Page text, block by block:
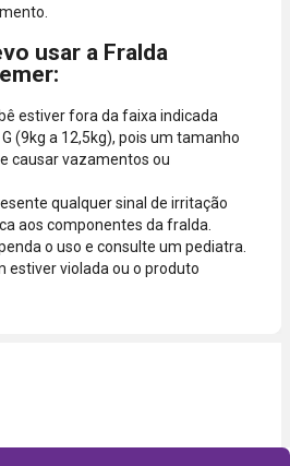
usar a Fralda
estiver fora da faixa indicada
(9kg a 12,5kg), pois um tamanho
causar vazamentos ou
qualquer sinal de irritação
aos componentes da fralda.
o uso e consulte um pediatra.
estiver violada ou o produto